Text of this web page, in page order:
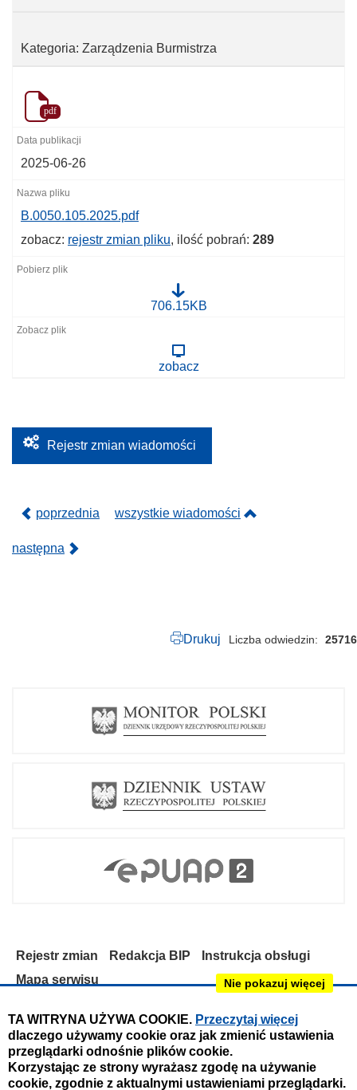
TA WITRYNA UŻYWA COOKIE. Przeczytaj więcej
dlaczego używamy cookie oraz jak zmienić ustawienia
przeglądarki odnośnie plików cookie.
Korzystając ze strony wyrażasz zgodę na używanie
cookie, zgodnie z aktualnymi ustawieniami przeglądarki.
Nie pokazuj więcej
Kategoria: Zarządzenia Burmistrza
pdf
2025-06-26
B.0050.105.2025.pdf
zobacz: rejestr zmian pliku, ilość pobrań: 289
0
2
p
d
706.15KB
zobacz
Rejestr zmian wiadomości
poprzednia wszystkie wiadomości
następna
Drukuj Liczba odwiedzin 25716
Rejestr zmian Redakcja BIP
Instrukcja obsługi
Mapa serwisu
Obsługa i nadzór techniczny:
IntraCOM.pl